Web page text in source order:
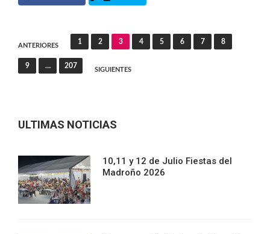
Navegación
de
entradas
ANTERIORES
1 2 3 4 5 6 7 8
9 … 207
SIGUIENTES
ULTIMAS NOTICIAS
10,11 y 12 de Julio Fiestas del
Madroño 2026